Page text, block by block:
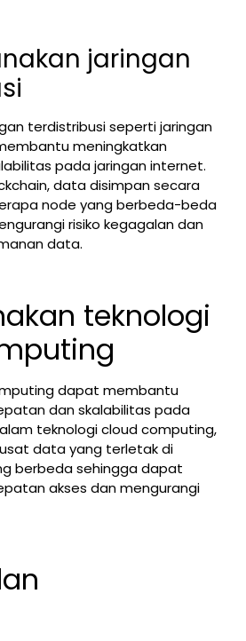
jaringan
terdistribusi seperti jaringan
meningkatkan
pada jaringan internet.
data disimpan secara
node yang berbeda-beda
risiko kegagalan dan
data.
teknologi
dapat membantu
dan skalabilitas pada
teknologi cloud computing,
data yang terletak di
berbeda sehingga dapat
akses dan mengurangi